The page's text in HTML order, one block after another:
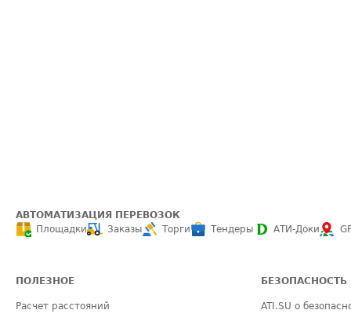
АВТОМАТИЗАЦИЯ ПЕРЕВОЗОК
Площадки
Заказы Торги Тендеры АТИ-Доки
ПОЛЕЗНОЕ
Расчет расстояний
БЕЗОПАСНОСТЬ
ATI.SU о